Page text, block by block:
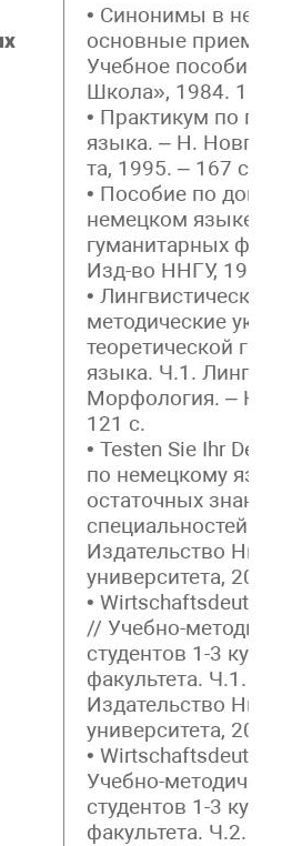
• Синонимы в
основные приемы
Учебное пособие.
Школа», 1984. 112
• Практикум по
языка. – Н.
та, 1995. – 167 с.
• Пособие по
немецком языке
гуманитарных
Изд-во ННГУ, 1996.
•
методические
теоретической
языка. Ч.1.
Морфология. – Н.
121 с.
• Testen Sie Ihr
по немецкому
остаточных
специальностей
Издательство
университета,
•
// Учебно-
студентов 1-3
факультета. Ч.1.
Издательство
университета,
•
Учебно-
студентов 1-3
факультета. Ч.2. Н.